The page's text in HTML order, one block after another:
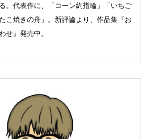
。代表作に、「コーン約指輪」「いちご
こ焼きの舟」。新評論より、作品集『お
せ』発売中。